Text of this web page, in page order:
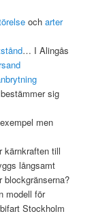
ocharter
… I Alingås
sig
men
kärnkraften till
långsamt
modell för
Stockholm